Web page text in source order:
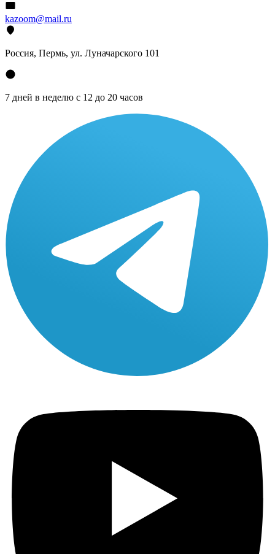
kazoom@mail.ru
Россия, Пермь, ул. Луначарского 101
7 дней в неделю с 12 до 20 часов